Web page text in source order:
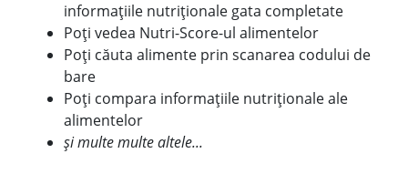
informațiile nutriționale gata completate
Poți vedea Nutri-Score-ul alimentelor
Poți căuta alimente prin scanarea codului de
bare
Poți compara informațiile nutriționale ale
alimentelor
și multe multe altele...